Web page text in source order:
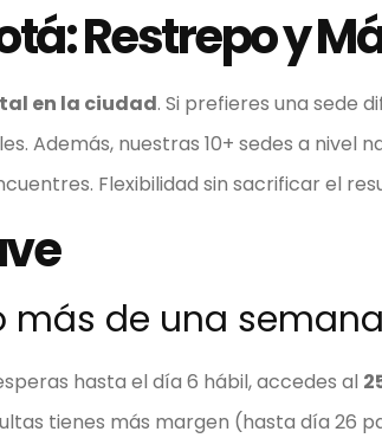
Restrepo y
en la ciudad. Si prefieres una sede
Además, nuestras 10+ sedes a nivel
Flexibilidad sin sacrificar el
más de una
hasta el día 6 hábil, accedes al
tienes más margen (hasta día 26